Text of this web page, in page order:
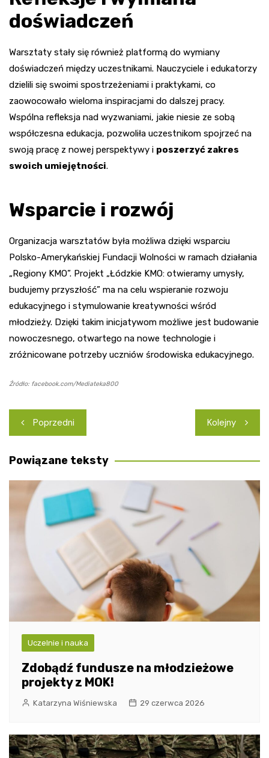
doświadczeń
Warsztaty stały się również platformą do wymiany
doświadczeń między uczestnikami. Nauczyciele i edukatorzy
dzielili się swoimi spostrzeżeniami i praktykami, co
zaowocowało wieloma inspiracjami do dalszej pracy.
Wspólna refleksja nad wyzwaniami, jakie niesie ze sobą
współczesna edukacja, pozwoliła uczestnikom spojrzeć na
swoją pracę z nowej perspektywy i poszerzyć zakres
swoich umiejętności.
Wsparcie i rozwój
Organizacja warsztatów była możliwa dzięki wsparciu
Polsko-Amerykańskiej Fundacji Wolności w ramach działania
„Regiony KMO”. Projekt „Łódzkie KMO: otwieramy umysły,
budujemy przyszłość” ma na celu wspieranie rozwoju
edukacyjnego i stymulowanie kreatywności wśród
młodzieży. Dzięki takim inicjatywom możliwe jest budowanie
nowoczesnego, otwartego na nowe technologie i
zróżnicowane potrzeby uczniów środowiska edukacyjnego.
Źródło: facebook.com/Mediateka800
Nawigacja
wpisu
Poprzedni Kolejny
Powiązane teksty
Uczelnie i nauka
Zdobądź fundusze na młodzieżowe
projekty z MOK!
Katarzyna Wiśniewska 29 czerwca 2026